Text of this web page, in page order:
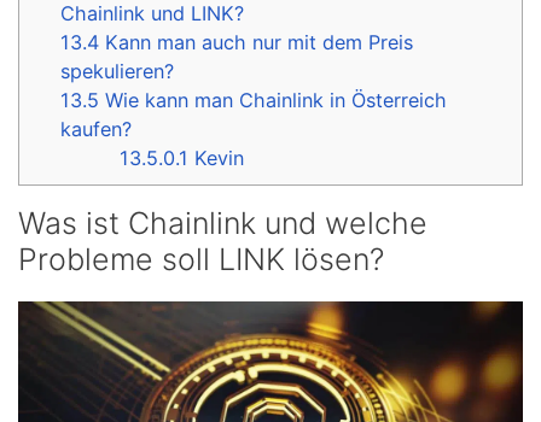
Chainlink und LINK?
13.4 Kann man auch nur mit dem Preis
spekulieren?
13.5 Wie kann man Chainlink in Österreich
kaufen?
13.5.0.1 Kevin
Was ist Chainlink und welche
Probleme soll LINK lösen?